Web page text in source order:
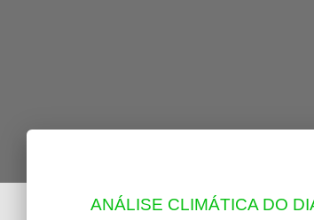
ANÁLISE CLIMÁTICA DO